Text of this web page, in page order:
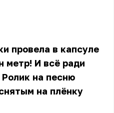
провела в капсуле
метр! И всё ради
на песню
на плёнку